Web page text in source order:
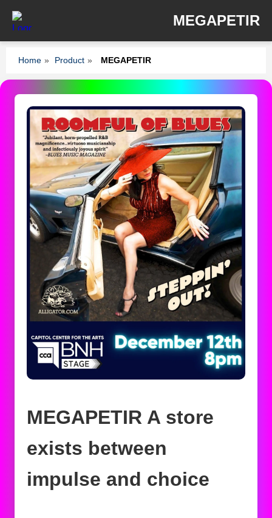
MEGAPETIR
Home » Product » MEGAPETIR
MEGAPETIR A store
exists between
impulse and choice